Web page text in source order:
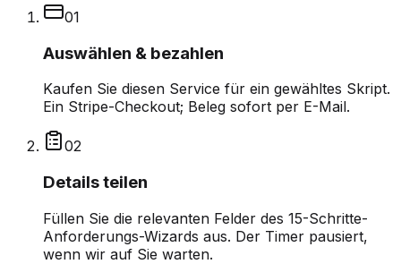
01
Auswählen & bezahlen
Kaufen Sie diesen Service für ein gewähltes Skript.
Ein Stripe-Checkout; Beleg sofort per E-Mail.
02
Details teilen
Füllen Sie die relevanten Felder des 15-Schritte-
Anforderungs-Wizards aus. Der Timer pausiert,
wenn wir auf Sie warten.